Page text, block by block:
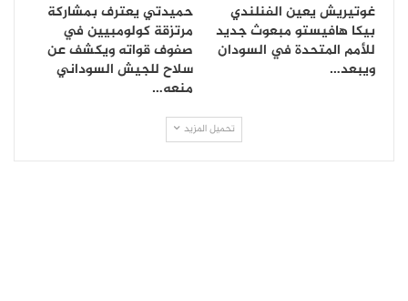
غوتيريش يعين الفنلندي
بيكا هافيستو مبعوث جديد
للأمم المتحدة في السودان
ويبعد…
حميدتي يعترف بمشاركة
مرتزقة كولومبيين في
صفوف قواته ويكشف عن
سلاح للجيش السوداني
منعه…
تحميل المزيد